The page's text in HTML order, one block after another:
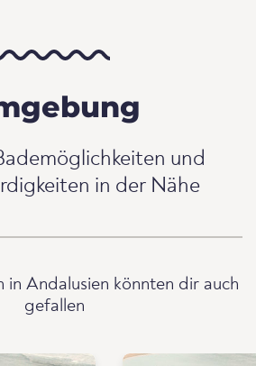
und
in der Nähe
in Andalusien könnten dir auch
gefallen